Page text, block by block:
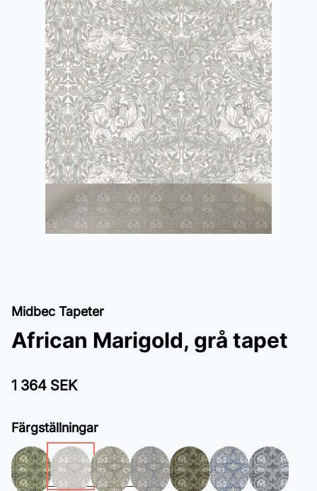
Midbec Tapeter
African Marigold, grå tapet
1 364 SEK
Färgställningar